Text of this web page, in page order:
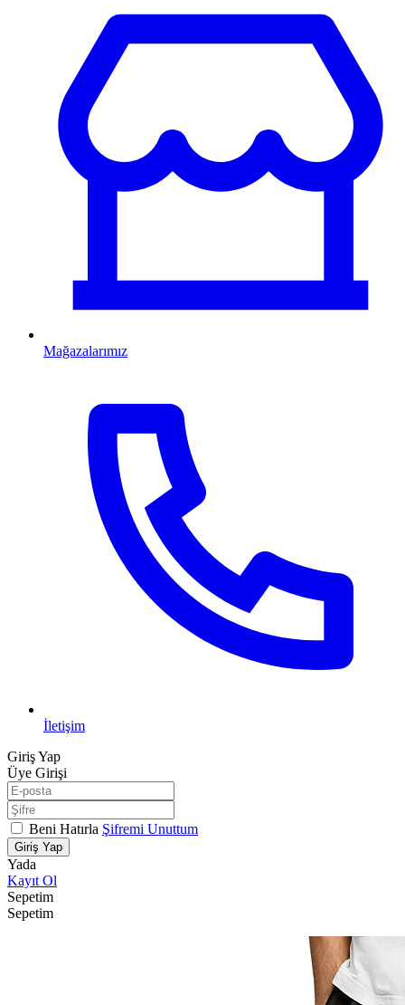
Mağazalarımız
İletişim
Giriş Yap
Üye Girişi
Beni Hatırla Şifremi Unuttum
Giriş Yap
Yada
Kayıt Ol
Sepetim
Sepetim